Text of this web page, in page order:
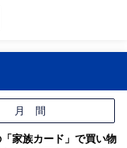
月 間
家族カード」で買い物